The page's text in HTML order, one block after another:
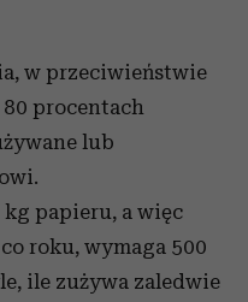
w przeciwieństwie
procentach
lub
papieru, a więc
roku, wymaga 500
ile zużywa zaledwie